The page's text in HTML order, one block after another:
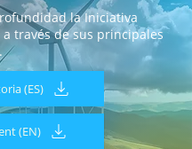
la Iniciativa
a través de sus principales
(ES)
(EN)